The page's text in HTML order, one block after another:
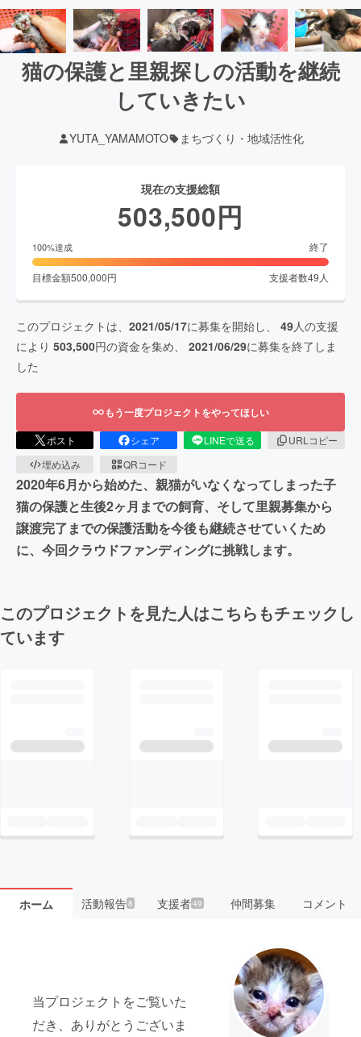
猫の保護と里親探しの活動を継続
していきたい
YUTA_YAMAMOTO まちづくり・地域活性化
現在の支援総額
503,500円
100%達成 終了
目標金額500,000円 支援者数49 人
このプロジェクトは、 2021/05/17に募集を開始し、 49人の支援
により 503,500円の資金を集め、 2021/06/29に募集を終了しま
した
もう一度プロジェクトをやってほしい
ポスト シェア LINEで送る
URLコピー
埋め込み
QRコード
2020年6月から始めた、親猫がいなくなってしまった子
猫の保護と生後2ヶ月までの飼育、そして里親募集から
譲渡完了までの保護活動を今後も継続させていくため
に、今回クラウドファンディングに挑戦します。
このプロジェクトを見た人はこちらもチェックし
ています
ホーム 活動報告8 支援者49 仲間募集 コメント
当プロジェクトをご覧いた
だき、ありがとうございま